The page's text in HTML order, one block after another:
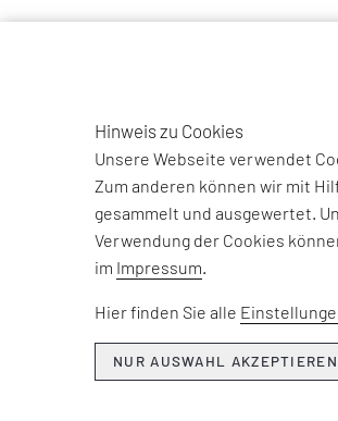
EFESO Management Consultants
Hinweis zu Cookies
Unsere Webseite verwendet
Zum anderen können wir mit
gesammelt und ausgewertet.
Verwendung der Cookies
im Impressum.
Hier finden Sie alle
NUR AUSWAHL AKZEPTIEREN